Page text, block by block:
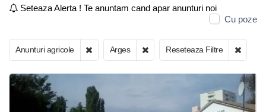
Seteaza Alerta ! Te anuntam cand apar anunturi noi
Cu poze
Anunturi agricole Arges Reseteaza Filtre